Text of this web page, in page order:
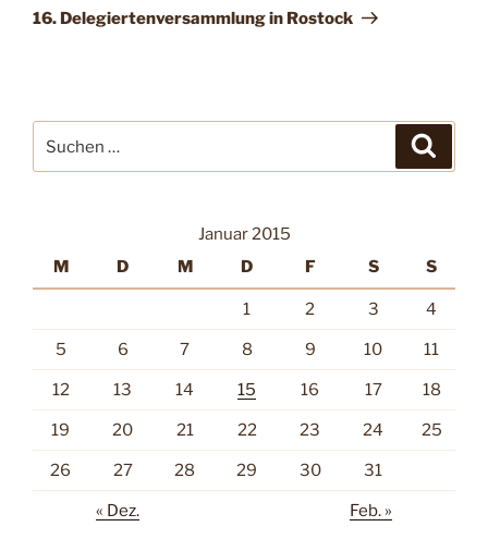
Beitrag
16. Delegiertenversammlung in Rostock
nach:
Januar 2015
M
D M D F S S
1 2 3 4
5 6 7 8 9 10 11
12 13 14 15 16 17 18
19 20 21 22 23 24 25
26 27 28 29 30 31
« Dez. Feb. »